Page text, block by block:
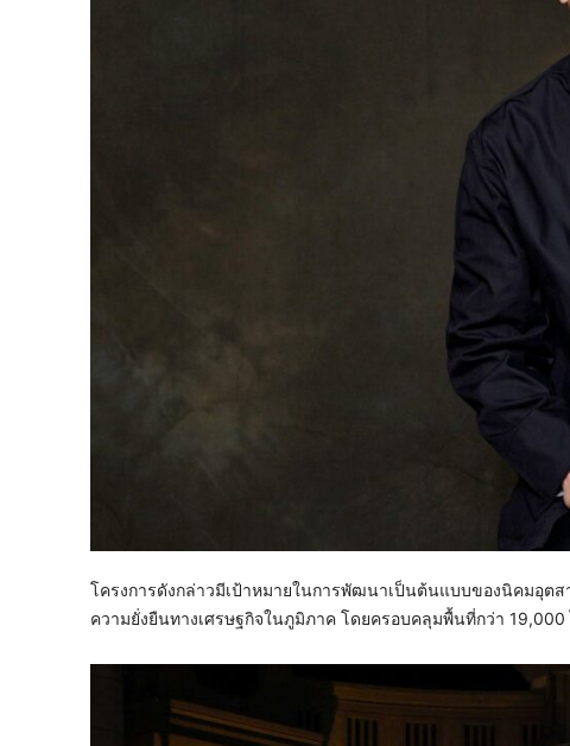
โครงการดังกล่าวมีเป้าหมายในการพัฒนาเป็นต้นแบบของนิคมอุต
ความยั่งยืนทางเศรษฐกิจในภูมิภาค โดยครอบคลุมพื้นที่กว่า